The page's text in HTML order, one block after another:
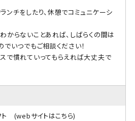
ンチをしたり、休憩でコミュニケーシ
からないことあれば、しばらくの間は
でいつでもご相談ください！
で慣れていってもらえれば大丈夫で
ト (webサイトはこちら)